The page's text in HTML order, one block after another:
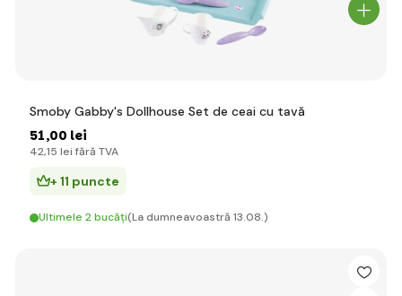
Smoby Gabby's Dollhouse Set de ceai cu tavă
51,00 lei
42,15 lei fără TVA
+ 11 puncte
Ultimele 2 bucăți(La dumneavoastră 13.08.)